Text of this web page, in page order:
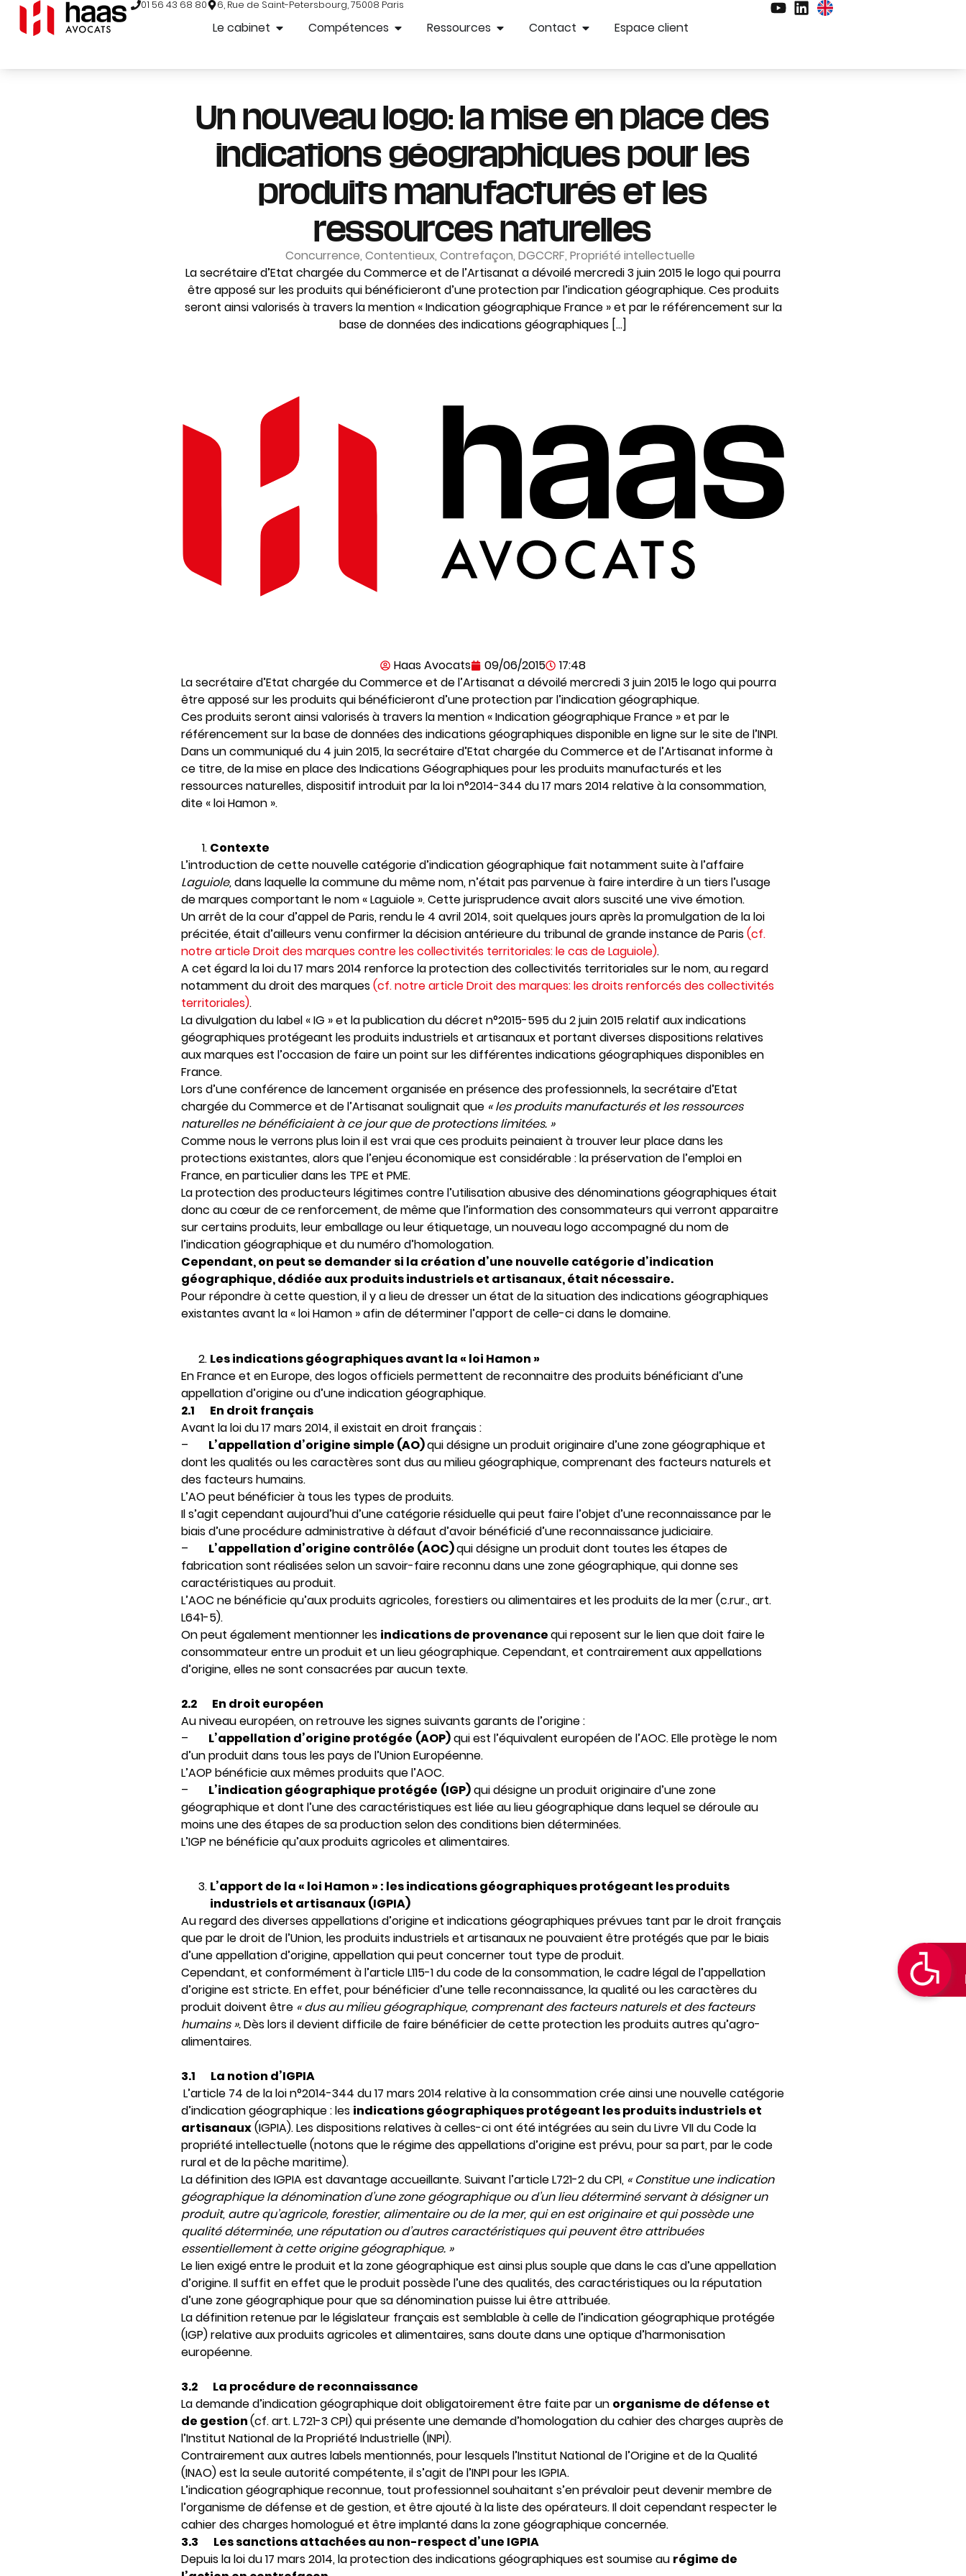
01 56 43 68 80 6, Rue de Saint-Petersbourg, 75008 Paris
Le cabinet Compétences Ressources Contact Espace client
Un nouveau logo: la mise en place des
indications géographiques pour les
produits manufacturés et les
ressources naturelles
Concurrence, Contentieux, Contrefaçon, DGCCRF, Propriété intellectuelle
La secrétaire d’Etat chargée du Commerce et de l’Artisanat a dévoilé mercredi 3 juin 2015 le logo qui pourra
être apposé sur les produits qui bénéficieront d’une protection par l’indication géographique. Ces produits
seront ainsi valorisés à travers la mention « Indication géographique France » et par le référencement sur la
base de données des indications géographiques […]
Haas Avocats 09/06/2015
17:48
La secrétaire d’Etat chargée du Commerce et de l’Artisanat a dévoilé mercredi 3 juin 2015 le logo qui pourra
être apposé sur les produits qui bénéficieront d’une protection par l’indication géographique.
Ces produits seront ainsi valorisés à travers la mention « Indication géographique France » et par le
référencement sur la base de données des indications géographiques disponible en ligne sur le site de l’INPI.
Dans un communiqué du 4 juin 2015, la secrétaire d’Etat chargée du Commerce et de l’Artisanat informe à
ce titre, de la mise en place des Indications Géographiques pour les produits manufacturés et les
ressources naturelles, dispositif introduit par la loi n°2014-344 du 17 mars 2014 relative à la consommation,
dite « loi Hamon ».
Contexte
L’introduction de cette nouvelle catégorie d’indication géographique fait notamment suite à l’affaire
Laguiole,dans laquelle la commune du même nom, n’était pas parvenue à faire interdire à un tiers l’usage
de marques comportant le nom « Laguiole ». Cette jurisprudence avait alors suscité une vive émotion.
Un arrêt de la cour d’appel de Paris, rendu le 4 avril 2014, soit quelques jours après la promulgation de la loi
précitée, était d’ailleurs venu confirmer la décision antérieure du tribunal de grande instance de Paris(cf.
notre article Droit des marques contre les collectivités territoriales: le cas de Laguiole).
A cet égard la loi du 17 mars 2014 renforce la protection des collectivités territoriales sur le nom, au regard
notamment du droit des marques(cf. notre article Droit des marques: les droits renforcés des collectivités
territoriales).
La divulgation du label « IG » et la publication du décret n°2015-595 du 2 juin 2015 relatif aux indications
géographiques protégeant les produits industriels et artisanaux et portant diverses dispositions relatives
aux marques est l’occasion de faire un point sur les différentes indications géographiques disponibles en
France.
Lors d’une conférence de lancement organisée en présence des professionnels, la secrétaire d’Etat
chargée du Commerce et de l’Artisanat soulignait que « les produits manufacturés et les ressources
naturelles ne bénéficiaient à ce jour que de protections limitées. »
Comme nous le verrons plus loin il est vrai que ces produits peinaient à trouver leur place dans les
protections existantes, alors que l’enjeu économique est considérable : la préservation de l’emploi en
France, en particulier dans les TPE et PME.
La protection des producteurs légitimes contre l’utilisation abusive des dénominations géographiques était
donc au cœur de ce renforcement, de même que l’information des consommateurs qui verront apparaitre
sur certains produits, leur emballage ou leur étiquetage, un nouveau logo accompagné du nom de
l’indication géographique et du numéro d’homologation.
Cependant, on peut se demander si la création d’une nouvelle catégorie d’indication
géographique, dédiée aux produits industriels et artisanaux, était nécessaire.
Pour répondre à cette question, il y a lieu de dresser un état de la situation des indications géographiques
existantes avant la « loi Hamon » afin de déterminer l’apport de celle-ci dans le domaine.
Les indications géographiques avant la « loi Hamon »
En France et en Europe, des logos officiels permettent de reconnaitre des produits bénéficiant d’une
appellation d’origine ou d’une indication géographique.
2.1 En droit français
Avant la loi du 17 mars 2014, il existait en droit français :
– L’appellation d’origine simple (AO)qui désigne un produit originaire d’une zone géographique et
dont les qualités ou les caractères sont dus au milieu géographique, comprenant des facteurs naturels et
des facteurs humains.
L’AO peut bénéficier à tous les types de produits.
Il s’agit cependant aujourd’hui d’une catégorie résiduelle qui peut faire l’objet d’une reconnaissance par le
biais d’une procédure administrative à défaut d’avoir bénéficié d’une reconnaissance judiciaire.
– L’appellation d’origine contrôlée (AOC)qui désigne un produit dont toutes les étapes de
fabrication sont réalisées selon un savoir-faire reconnu dans une zone géographique, qui donne ses
caractéristiques au produit.
L’AOC ne bénéficie qu’aux produits agricoles, forestiers ou alimentaires et les produits de la mer (c.rur., art.
L641-5).
On peut également mentionner les indications de provenancequi reposent sur le lien que doit faire le
consommateur entre un produit et un lieu géographique. Cependant, et contrairement aux appellations
d’origine, elles ne sont consacrées par aucun texte.
2.2 En droit européen
Au niveau européen, on retrouve les signes suivants garants de l’origine :
– L’appellation d’origine protégée (AOP)qui est l’équivalent européen de l’AOC. Elle protège le nom
d’un produit dans tous les pays de l’Union Européenne.
L’AOP bénéficie aux mêmes produits que l’AOC.
– L’indication géographique protégée (IGP)qui désigne un produit originaire d’une zone
géographique et dont l’une des caractéristiques est liée au lieu géographique dans lequel se déroule au
moins une des étapes de sa production selon des conditions bien déterminées.
L’IGP ne bénéficie qu’aux produits agricoles et alimentaires.
L’apport de la « loi Hamon » : les indications géographiques protégeant les produits
industriels et artisanaux (IGPIA)
Au regard des diverses appellations d’origine et indications géographiques prévues tant par le droit français
que par le droit de l’Union, les produits industriels et artisanaux ne pouvaient être protégés que par le biais
d’une appellation d’origine, appellation qui peut concerner tout type de produit.
Cependant, et conformément à l’article L115-1 du code de la consommation, le cadre légal de l’appellation
d’origine est stricte. En effet, pour bénéficier d’une telle reconnaissance, la qualité ou les caractères du
produit doivent être « dus au milieu géographique, comprenant des facteurs naturels et des facteurs
humains ».Dès lors il devient difficile de faire bénéficier de cette protection les produits autres qu’agro-
alimentaires.
3.1 La notion d’IGPIA
L’article 74 de la loi n°2014-344 du 17 mars 2014 relative à la consommation crée ainsi une nouvelle catégorie
d’indication géographique : les indications géographiques protégeant les produits industriels et
artisanaux(IGPIA). Les dispositions relatives à celles-ci ont été intégrées au sein du Livre VII du Code la
propriété intellectuelle (notons que le régime des appellations d’origine est prévu, pour sa part, par le code
rural et de la pêche maritime).
La définition des IGPIA est davantage accueillante. Suivant l’article L721-2 du CPI, « Constitue une indication
géographique la dénomination d’une zone géographique ou d’un lieu déterminé servant à désigner un
produit, autre qu’agricole, forestier, alimentaire ou de la mer, qui en est originaire et qui possède une
qualité déterminée, une réputation ou d’autres caractéristiques qui peuvent être attribuées
essentiellement à cette origine géographique. »
Le lien exigé entre le produit et la zone géographique est ainsi plus souple que dans le cas d’une appellation
d’origine. Il suffit en effet que le produit possède l’une des qualités, des caractéristiques ou la réputation
d’une zone géographique pour que sa dénomination puisse lui être attribuée.
La définition retenue par le législateur français est semblable à celle de l’indication géographique protégée
(IGP) relative aux produits agricoles et alimentaires, sans doute dans une optique d’harmonisation
européenne.
3.2 La procédure de reconnaissance
La demande d’indication géographique doit obligatoirement être faite par un organisme de défense et
de gestion(cf. art. L.721-3 CPI) qui présente une demande d’homologation du cahier des charges auprès de
l’Institut National de la Propriété Industrielle (INPI).
Contrairement aux autres labels mentionnés, pour lesquels l’Institut National de l’Origine et de la Qualité
(INAO) est la seule autorité compétente, il s’agit de l’INPI pour les IGPIA.
L’indication géographique reconnue, tout professionnel souhaitant s’en prévaloir peut devenir membre de
l’organisme de défense et de gestion, et être ajouté à la liste des opérateurs. Il doit cependant respecter le
cahier des charges homologué et être implanté dans la zone géographique concernée.
3.3 Les sanctions attachées au non-respect d’une IGPIA
Depuis la loi du 17 mars 2014, la protection des indications géographiques est soumise au régime de